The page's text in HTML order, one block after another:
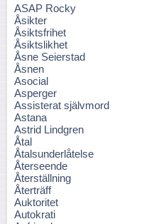
ASAP Rocky
Åsikter
Åsiktsfrihet
Åsiktslikhet
Åsne Seierstad
Åsnen
Asocial
Asperger
Assisterat självmord
Astana
Astrid Lindgren
Åtal
Åtalsunderlåtelse
Återseende
Återställning
Återträff
Auktoritet
Autokrati